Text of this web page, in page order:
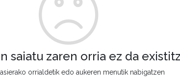
saiatu zaren orria ez da
orrialdetik edo aukeren menutik nabigatzen